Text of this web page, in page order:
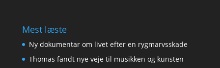
Mest læste
Ny dokumentar om livet efter en rygmarvsskade
Thomas fandt nye veje til musikken og kunsten